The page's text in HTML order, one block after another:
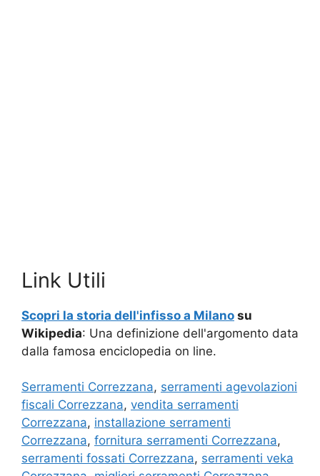
Link Utili
Scopri la storia dell'infisso a Milano su
Wikipedia: Una definizione dell'argomento data
dalla famosa enciclopedia on line.
Serramenti Correzzana, serramenti agevolazioni
fiscali Correzzana, vendita serramenti
Correzzana, installazione serramenti
Correzzana, fornitura serramenti Correzzana,
serramenti fossati Correzzana, serramenti veka